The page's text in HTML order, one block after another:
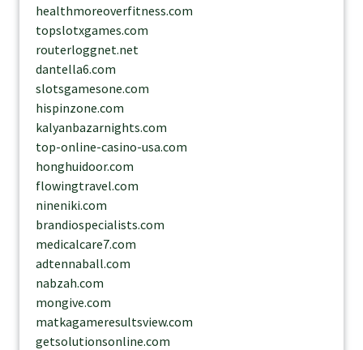
healthmoreoverfitness.com
topslotxgames.com
routerloggnet.net
dantella6.com
slotsgamesone.com
hispinzone.com
kalyanbazarnights.com
top-online-casino-usa.com
honghuidoor.com
flowingtravel.com
nineniki.com
brandiospecialists.com
medicalcare7.com
adtennaball.com
nabzah.com
mongive.com
matkagameresultsview.com
getsolutionsonline.com